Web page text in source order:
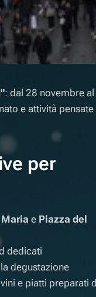
: dal 28 novembre
e attività pensate
per
e Piazza del
dedicati
degustazione
e piatti preparati